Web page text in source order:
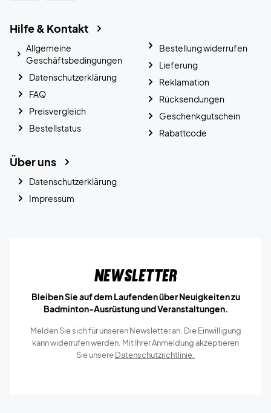
Hilfe & Kontakt
Allgemeine
Geschäftsbedingungen
Datenschutzerklärung
FAQ
Preisvergleich
Bestellstatus
Bestellung widerrufen
Lieferung
Reklamation
Rücksendungen
Geschenkgutschein
Rabattcode
Über uns
Datenschutzerklärung
Impressum
Newsletter
Bleiben Sie auf dem Laufenden über Neuigkeiten zu
Badminton-Ausrüstung und Veranstaltungen.
Melden Sie sich für unseren Newsletter an. Die Einwilligung
kann widerrufen werden. Mit Ihrer Anmeldung akzeptieren
Sie unsereDatenschutzrichtlinie.